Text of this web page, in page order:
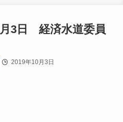
3日 経済水道委員
2019年10月3日